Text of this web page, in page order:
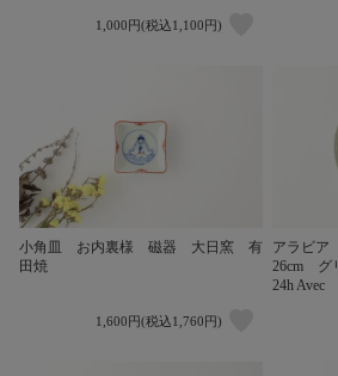
1,000円(税込1,100円)
小角皿 お内裏様 磁器 大日窯 有
田焼
1,600円(税込1,760円)
アラビ
26cm
24h Avec